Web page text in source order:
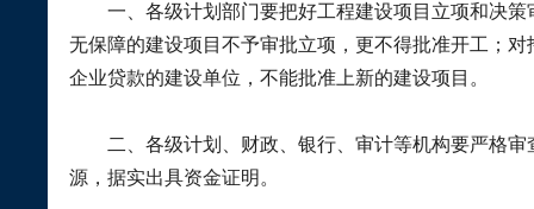
一、 各级计划部门要把好工程建设项目立项和决
无保障的建设项目不予审批立项，更不得批准开工；
企业贷款的建设单位，不能批准上新的建设项目。
二、 各级计划、财政、银行、审计等机构要严格
源，据实出具资金证明。